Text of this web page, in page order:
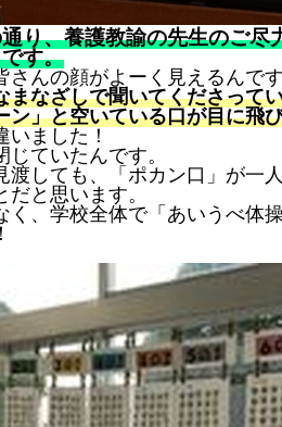
り、養護教諭の先生のご
す。
さんの顔がよーく見えるんで
まなざしで聞いてくださって
ン」と空いている口が目に飛
いました！
ていたんです。
渡しても、「ポカン口」が一
と思います。
く、学校全体で「あいうべ体